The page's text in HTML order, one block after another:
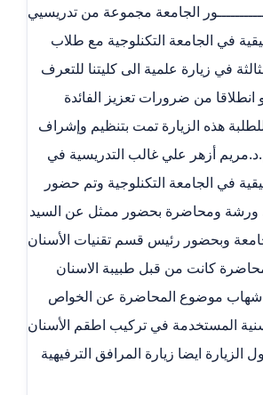
الجامعة مجموعة من تدريسيي
في الجامعة التكنلوجية مع طلاب
في زيارة علمية الى كليتنا للتعرف
انطلاقا من ضرورات تعزيز الفائدة
هذه الزيارة تمت بتنظيم وإشراف
أزهر علي غالب التدريسية في
في الجامعة التكنلوجية وتم حضور
ورشة ومحاضرة بحضور ممثل عن السيد
وبحضور رئيس قسم تقنيات الأسنان
كانت من قبل طبيبة الاسنان
شهاب موضوع المحاضرة عن الخواص
المستخدمة في تركيب اطقم الأسنان
ايضا زيارة المرافق الترفيهية